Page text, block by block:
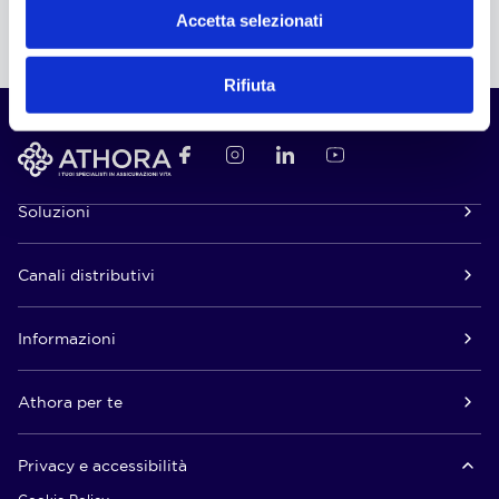
Accetta selezionati
Rifiuta
Soluzioni
Canali distributivi
Informazioni
Athora per te
Privacy e accessibilità